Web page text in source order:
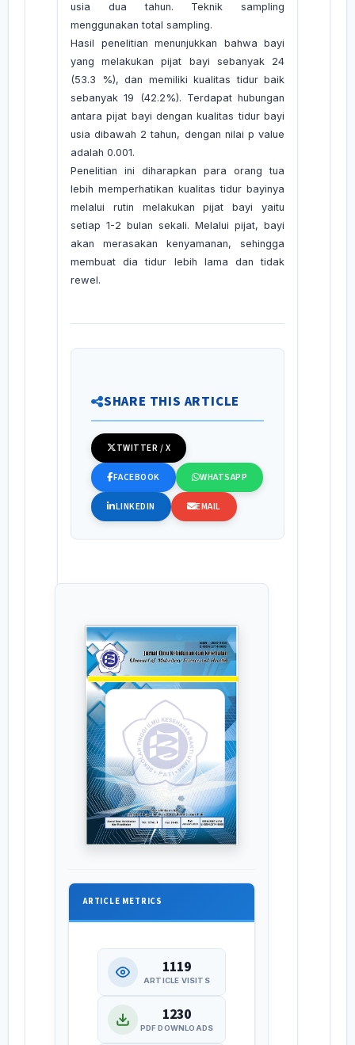
usia dua tahun. Teknik sampling
menggunakan total sampling.
Hasil penelitian menunjukkan bahwa bayi
yang melakukan pijat bayi sebanyak 24
(53.3 %), dan memiliki kualitas tidur baik
sebanyak 19 (42.2%). Terdapat hubungan
antara pijat bayi dengan kualitas tidur bayi
usia dibawah 2 tahun, dengan nilai p value
adalah 0.001.
Penelitian ini diharapkan para orang tua
lebih memperhatikan kualitas tidur bayinya
melalui rutin melakukan pijat bayi yaitu
setiap 1-2 bulan sekali. Melalui pijat, bayi
akan merasakan kenyamanan, sehingga
membuat dia tidur lebih lama dan tidak
rewel.
SHARE THIS ARTICLE
TWITTER / X
FACEBOOK WHATSAPP
LINKEDIN EMAIL
ARTICLE METRICS
1119
ARTICLE VISITS
1230
PDF DOWNLOADS